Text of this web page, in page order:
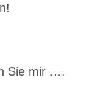
Sie mir ….